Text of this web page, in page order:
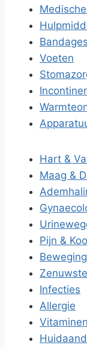
Voeten
Hart &
Maag &
Pijn &
Infecties
Allergie